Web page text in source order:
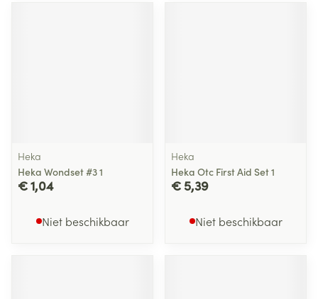
Heka
Heka Wondset #3 1
€ 1,04
Niet beschikbaar
Heka
Heka Otc First Aid Set 1
€ 5,39
Niet beschikbaar